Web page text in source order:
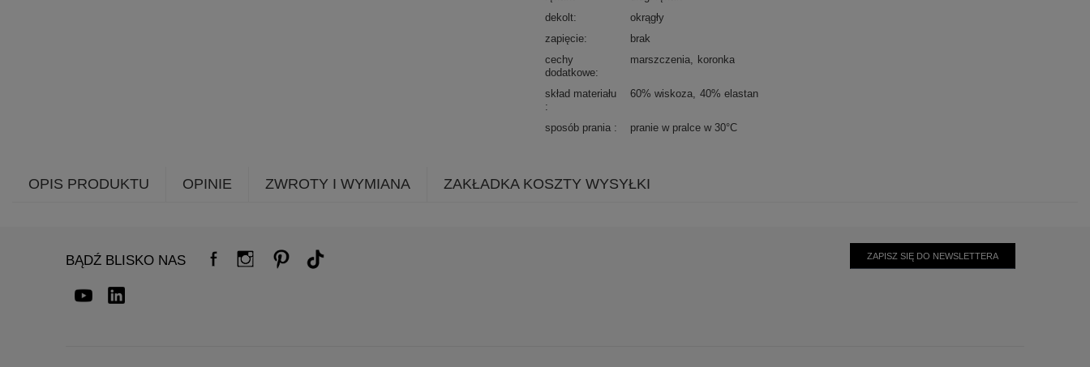
dekolt
okrągły
zapięcie
brak
cechy
dodatkowe
marszczenia koronka
skład materiału 60% wiskoza 40% elastan
sposób prania pranie w pralce w 30°C
OPIS PRODUKTU OPINIE ZWROTY I WYMIANA ZAKŁADKA KOSZTY WYSYŁKI
BĄDŹ BLISKO NAS ZAPISZ SIĘ DO NEWSLETTERA